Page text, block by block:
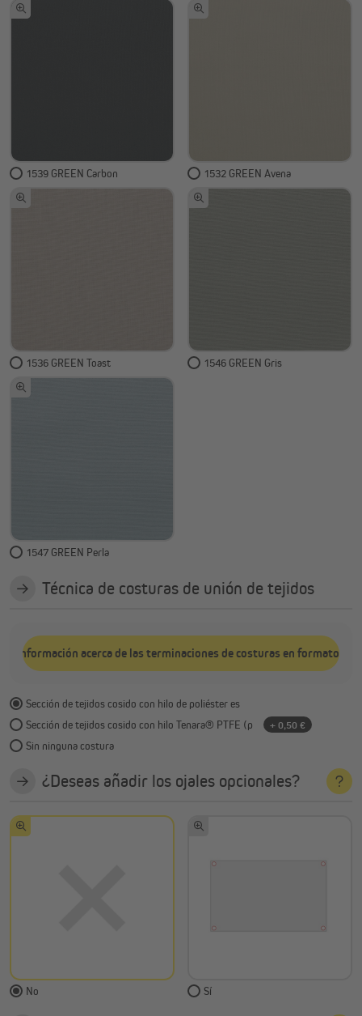
1539 GREEN Carbon 1532 GREEN Avena
1536 GREEN Toast 1546 GREEN Gris
1547 GREEN Perla
Técnica de costuras de unión de tejidos
Información acerca de las terminaciones de costuras en formato PDF
Sección de tejidos cosido con hilo de poliéster es
Sección de tejidos cosido con hilo Tenara® PTFE (p
+ 0,50 €
Sin ninguna costura
¿Deseas añadir los ojales opcionales?
No Sí